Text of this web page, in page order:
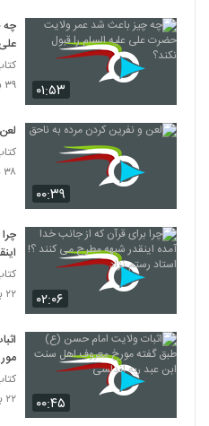
۰۱:۵۳
چه
۳۹ بازدید
۰۰:۳۹
۳۸ بازدید
۰۲:۰۶
۲۲ بازدید
۰۰:۴۵
۲۲ بازدید